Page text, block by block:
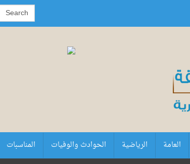
العامة الرياضية الحوادث والوفيات المناسبات